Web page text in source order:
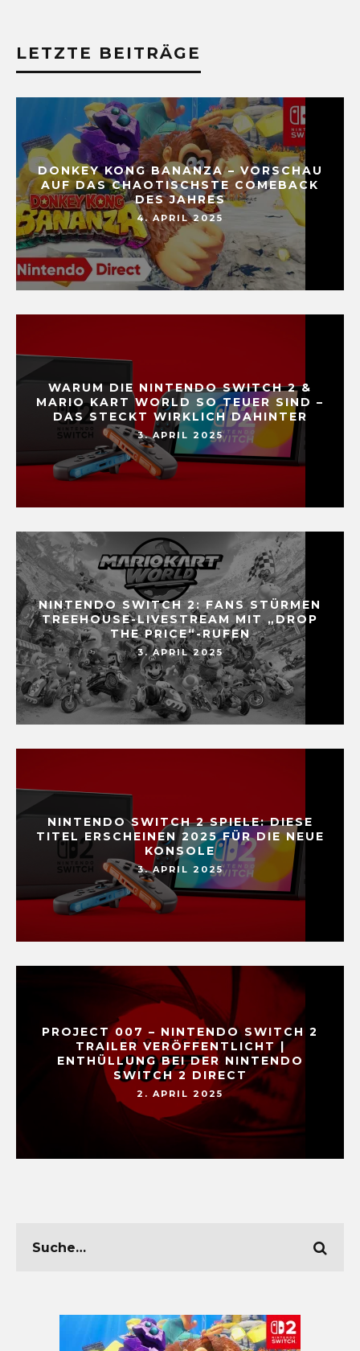
LETZTE BEITRÄGE
DONKEY KONG BANANZA – VORSCHAU
AUF DAS CHAOTISCHSTE COMEBACK
DES JAHRES
4. APRIL 2025
WARUM DIE NINTENDO SWITCH 2 &
MARIO KART WORLD SO TEUER SIND –
DAS STECKT WIRKLICH DAHINTER
3. APRIL 2025
NINTENDO SWITCH 2: FANS STÜRMEN
TREEHOUSE-LIVESTREAM MIT „DROP
THE PRICE“-RUFEN
3. APRIL 2025
NINTENDO SWITCH 2 SPIELE: DIESE
TITEL ERSCHEINEN 2025 FÜR DIE NEUE
KONSOLE
3. APRIL 2025
PROJECT 007 – NINTENDO SWITCH 2
TRAILER VERÖFFENTLICHT |
ENTHÜLLUNG BEI DER NINTENDO
SWITCH 2 DIRECT
2. APRIL 2025